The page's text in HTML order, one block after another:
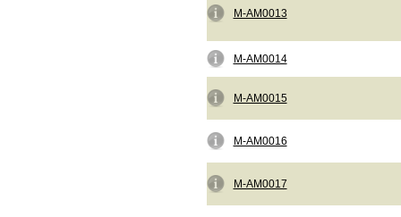
M-AM0013
M-AM0014
M-AM0015
M-AM0016
M-AM0017